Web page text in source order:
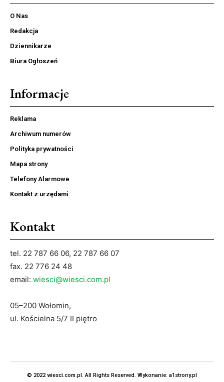
O Nas
Redakcja
Dziennikarze
Biura Ogłoszeń
Informacje
Reklama
Archiwum numerów
Polityka prywatności
Mapa strony
Telefony Alarmowe
Kontakt z urzędami
Kontakt
tel. 22 787 66 06, 22 787 66 07
fax. 22 776 24 48
email: wiesci@wiesci.com.pl
05–200 Wołomin,
ul. Kościelna 5/7 II piętro
© 2022 wiesci.com.pl. All Rights Reserved. Wykonanie: a1strony.pl